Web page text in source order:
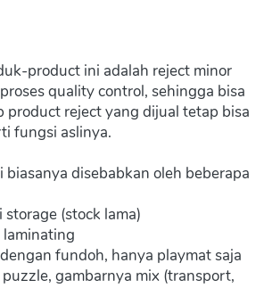
product ini adalah reject minor
quality control, sehingga bisa
product reject yang dijual tetap bisa
fungsi aslinya.
biasanya disebabkan oleh beberapa
storage (stock lama)
fundoh, hanya playmat saja
gambarnya mix (transport,